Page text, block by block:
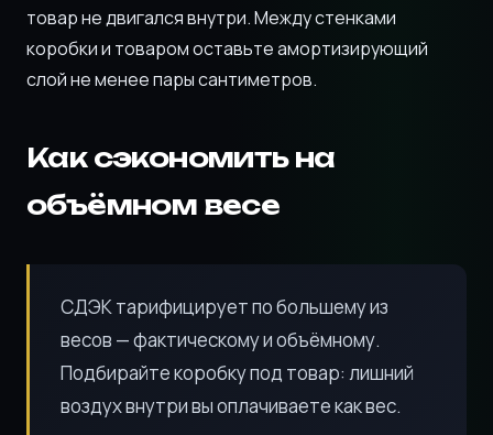
товар не двигался внутри. Между стенками
коробки и товаром оставьте амортизирующий
слой не менее пары сантиметров.
Как сэкономить на
объёмном весе
СДЭК тарифицирует по большему из
весов — фактическому и объёмному.
Подбирайте коробку под товар: лишний
воздух внутри вы оплачиваете как вес.